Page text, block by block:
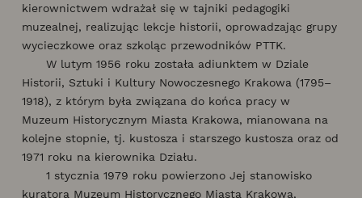
kierownictwem wdrażał się w tajniki pedagogiki
muzealnej, realizując lekcje historii, oprowadzając grupy
wycieczkowe oraz szkoląc przewodników PTTK.
W lutym 1956 roku została adiunktem w Dziale
Historii, Sztuki i Kultury Nowoczesnego Krakowa (1795–
1918), z którym była związana do końca pracy w
Muzeum Historycznym Miasta Krakowa, mianowana na
kolejne stopnie, tj. kustosza i starszego kustosza oraz od
1971 roku na kierownika Działu.
1 stycznia 1979 roku powierzono Jej stanowisko
kuratora Muzeum Historycznego Miasta Krakowa,